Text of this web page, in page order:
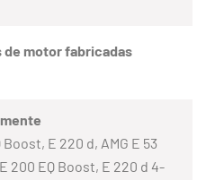
de motor fabricadas
E 220 d, AMG E 53
200 EQ Boost, E 220 d 4-